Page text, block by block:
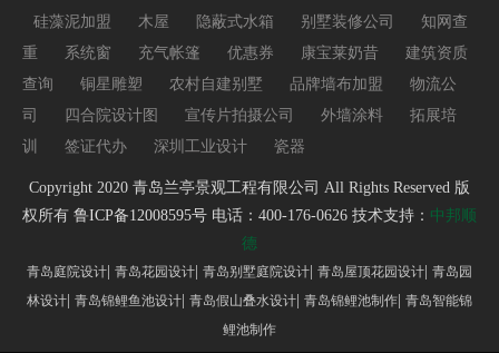
硅藻泥加盟 木屋 隐蔽式水箱 别墅装修公司
知网查
重
系统窗 充气帐篷 优惠券 康宝莱奶昔
建筑资质
查询
铜星雕塑 农村自建别墅 品牌墙布加盟
物流公
司
四合院设计图 宣传片拍摄公司 外墙涂料
拓展培
训
签证代办 深圳工业设计 瓷器
Copyright 2020 青岛兰亭景观工程有限公司 All Rights Reserved 版
权所有 鲁ICP备12008595号 电话：400-176-0626 技术支持： 中邦顺
德
青岛庭院设计| 青岛花园设计| 青岛别墅庭院设计| 青岛屋顶花园设计| 青岛园
林设计| 青岛锦鲤鱼池设计| 青岛假山叠水设计| 青岛锦鲤池制作| 青岛智能锦
鲤池制作